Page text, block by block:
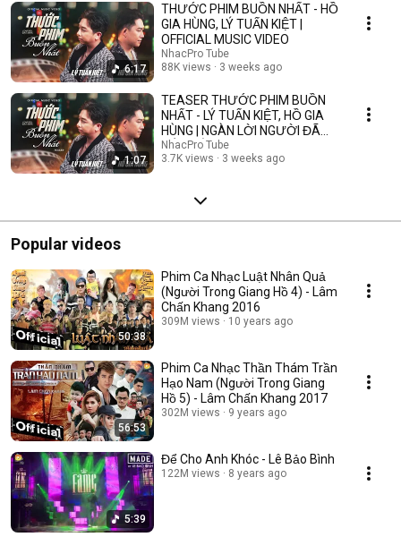
6:17
THƯỚC PHIM BUỒN NHẤT - HỒ
GIA HÙNG, LÝ TUẤN KIỆT |
OFFICIAL MUSIC VIDEO
NhacPro Tube
88K views
3 weeks ago
1:07
TEASER THƯỚC PHIM BUỒN
NHẤT - LÝ TUẤN KIỆT, HỒ GIA
HÙNG | NGÀN LỜI NGƯỜI ĐÃ
NÓI KHÔNG SAI ....
NhacPro Tube
3.7K views
3 weeks ago
Popular videos
50:38
Phim Ca Nhạc Luật Nhân Quả
(Người Trong Giang Hồ 4) - Lâm
Chấn Khang 2016
309M views 10 years ago
56:53
Phim Ca Nhạc Thần Thám Trần
Hạo Nam (Người Trong Giang
Hồ 5) - Lâm Chấn Khang 2017
302M views 9 years ago
5:39
Để Cho Anh Khóc - Lê Bảo Bình
122M views 8 years ago